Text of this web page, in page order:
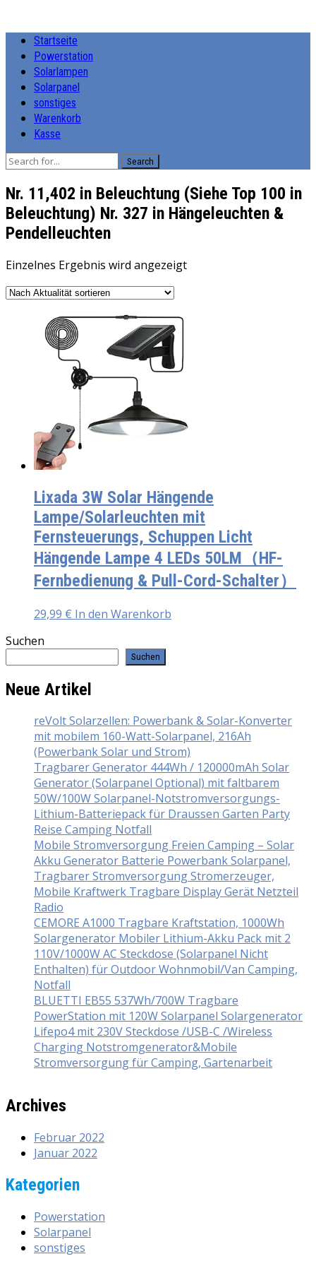
Startseite
Powerstation
Solarlampen
Solarpanel
sonstiges
Warenkorb
Kasse
Search
Nr. 11,402 in Beleuchtung (Siehe Top 100 in
Beleuchtung) Nr. 327 in Hängeleuchten &
Pendelleuchten
Einzelnes Ergebnis wird angezeigt
Lixada 3W Solar Hängende
Lampe/Solarleuchten mit
Fernsteuerungs, Schuppen Licht
Hängende Lampe 4 LEDs 50LM（HF-
Fernbedienung & Pull-Cord-Schalter）
29,99 € In den Warenkorb
Suchen
Suchen
Neue Artikel
reVolt Solarzellen: Powerbank & Solar-Konverter
mit mobilem 160-Watt-Solarpanel, 216Ah
(Powerbank Solar und Strom)
Tragbarer Generator 444Wh / 120000mAh Solar
Generator (Solarpanel Optional) mit faltbarem
50W/100W Solarpanel-Notstromversorgungs-
Lithium-Batteriepack für Draussen Garten Party
Reise Camping Notfall
Mobile Stromversorgung Freien Camping – Solar
Akku Generator Batterie Powerbank Solarpanel,
Tragbarer Stromversorgung Stromerzeuger,
Mobile Kraftwerk Tragbare Display Gerät Netzteil
Radio
CEMORE A1000 Tragbare Kraftstation, 1000Wh
Solargenerator Mobiler Lithium-Akku Pack mit 2
110V/1000W AC Steckdose (Solarpanel Nicht
Enthalten) für Outdoor Wohnmobil/Van Camping,
Notfall
BLUETTI EB55 537Wh/700W Tragbare
PowerStation mit 120W Solarpanel Solargenerator
Lifepo4 mit 230V Steckdose /USB-C /Wireless
Charging Notstromgenerator&Mobile
Stromversorgung für Camping, Gartenarbeit
Archives
Februar 2022
Januar 2022
Kategorien
Powerstation
Solarpanel
sonstiges